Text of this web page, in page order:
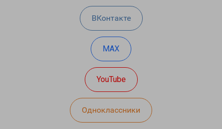
ВКонтакте
MAX
YouTube
Одноклассники